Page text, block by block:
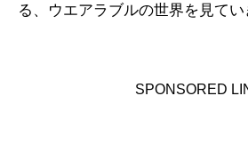
る、ウエアラブルの世界を見てい
SPONSORED